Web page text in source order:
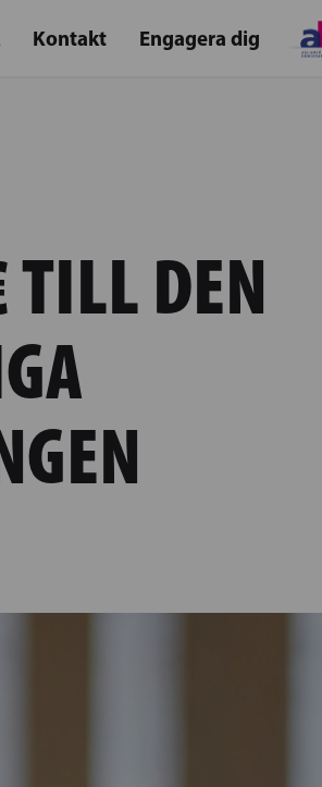
Kontakt Engagera dig
DEN